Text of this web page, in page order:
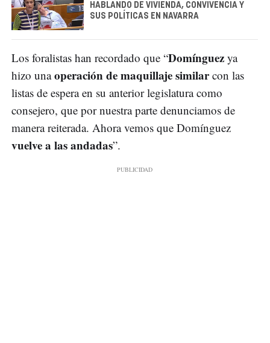
HABLANDO DE VIVIENDA, CONVIVENCIA Y
SUS POLÍTICAS EN NAVARRA
Los foralistas han recordado que “Domínguez ya
hizo unaoperación de maquillaje similarcon las
listas de espera en su anterior legislatura como
consejero, que por nuestra parte denunciamos de
manera reiterada. Ahora vemos que Domínguez
vuelve a las andadas”.